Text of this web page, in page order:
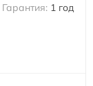
1 год